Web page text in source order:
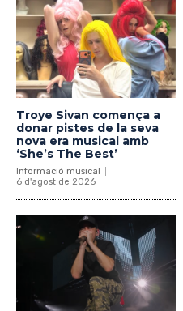
Troye Sivan comença a
donar pistes de la seva
nova era musical amb
‘She’s The Best’
Informació musical
6 d'agost de 2026